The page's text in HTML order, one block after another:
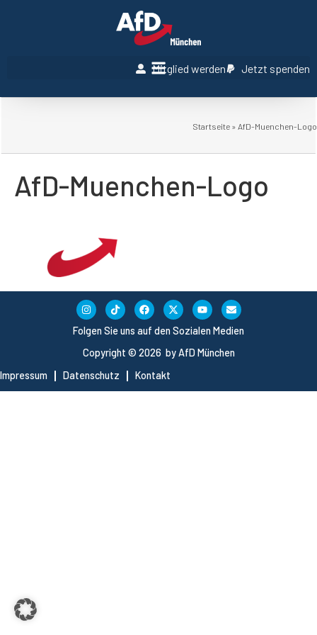
Mitglied werden Jetzt spenden
Startseite » AfD-Muenchen-Logo
AfD-Muenchen-Logo
Copyright © 2026 by AfD München
Impressum
Datenschutz Kontakt
Folgen Sie uns auf den Sozialen Medien